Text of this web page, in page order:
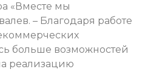
«Вместе мы
– Благодаря работе
больше возможностей
реализацию